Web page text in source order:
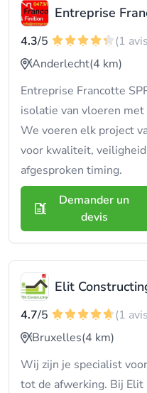
Entreprise
4.3/5
(1
Anderlecht(4 km)
Entreprise Francotte
isolatie van vloeren
We voeren elk project
voor kwaliteit,
afgesproken timing.
Demander un
devis
Elit
4.7/5
(1
Bruxelles(4 km)
Wij zijn je specialist
tot de afwerking. Bij